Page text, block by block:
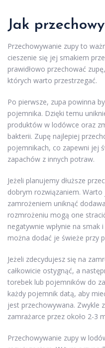
Jak
Przechowywanie zupy to
cieszenie się jej smakiem
prawidłowo przechować
których warto przestrzegać.
Po pierwsze, zupa powinna
pojemnika. Dzięki temu
produktów w lodówce oraz
bakterii. Zupę najlepiej
pojemnikach, co zapewni jej
zapachów z innych potraw.
Jeżeli planujemy dłuższe
dobrym rozwiązaniem.
zamrożeniem uniknąć
rozmrożeniu mogą one
negatywnie wpłynie na
można dodać je świeże przy
Jeżeli zdecydujesz się na
całkowicie ostygnąć, a
torebek lub pojemników do
każdy pojemnik datą, aby
jest przechowywana. Zwykle
zamrażarce przez około 2-3
Przechowywanie zupy w